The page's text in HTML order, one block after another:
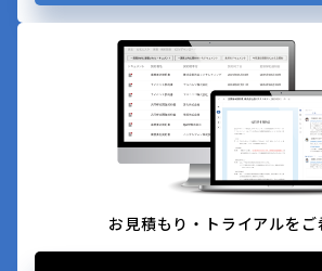
お見積もり・トライアルをご